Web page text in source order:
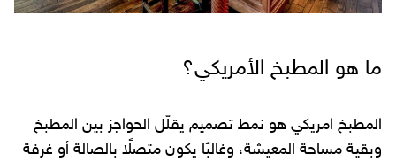
ما هو المطبخ الأمريكي؟
المطبخ امريكي هو نمط تصميم يقلّل الحواجز بين المطبخ
وبقية مساحة المعيشة، وغالبًا يكون متصلًا بالصالة أو غرفة